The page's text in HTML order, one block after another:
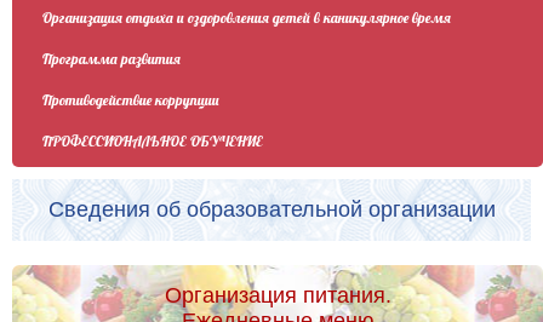
Организация отдыха и оздоровления детей в каникулярное время
Программа развития
Противодействие коррупции
ПРОФЕССИОНАЛЬНОЕ ОБУЧЕНИЕ
Сведения об образовательной организации
Организация питания.